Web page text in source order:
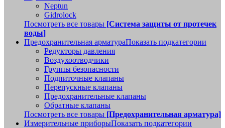
Neptun
Gidrolock
Посмотреть все товары [Система защиты от протечек
воды]
Предохранительная арматураПоказать подкатегории
Редукторы давления
Воздухоотводчики
Группы безопасности
Подпиточные клапаны
Перепускные клапаны
Предохранительные клапаны
Обратные клапаны
Посмотреть все товары [Предохранительная арматура]
Измерительные приборыПоказать подкатегории